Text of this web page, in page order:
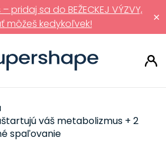
×
pridaj sa do BEŽECKEJ VÝZVY,
môžeš kedykoľvek!
váš metabolizmus + 2
spaľovanie